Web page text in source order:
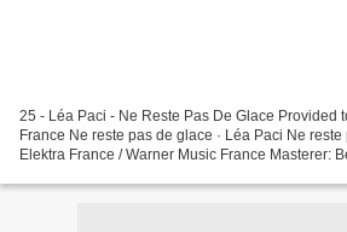
25 - Léa Paci - Ne Reste Pas De Glace Provided
France Ne reste pas de glace · Léa Paci Ne
Elektra France / Warner Music France Masterer: